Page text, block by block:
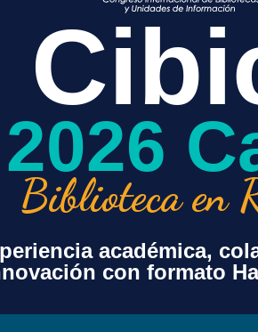
del Consorcio Colombia
permitiendo a las instituciones
artículos científicos. A
frecuentes sobre su funcionamiento y
y editoriales científicas que
(APC).
2026
Biblioteca en
académica,
con formato